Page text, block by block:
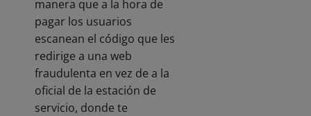
manera que a la hora de
pagar los usuarios
escanean el código que les
redirige a una web
fraudulenta en vez de a la
oficial de la estación de
servicio, donde te